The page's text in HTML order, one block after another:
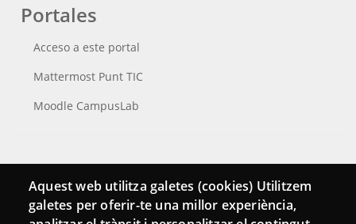
Portales
Acceso a este portal
Mattermost Punt TIC
Moodle CampusLab
Conecta
Contacto
Aquest web utilitza galetes (cookies) Utilitzem
galetes per oferir-te una millor experiència,